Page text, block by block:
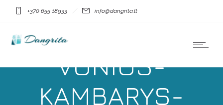
+370 655 18933 info@dangrita.lt
DUSO-KABINA-
VONIOS-
KAMBARYS-